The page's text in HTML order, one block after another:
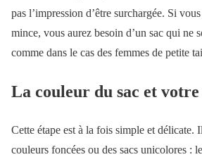
pas l’impression d’être surchargée. Si
mince, vous aurez besoin d’un sac qui ne
comme dans le cas des femmes de petite
La couleur du sac et votre
Cette étape est à la fois simple et délicate.
couleurs foncées ou des sacs unicolores :